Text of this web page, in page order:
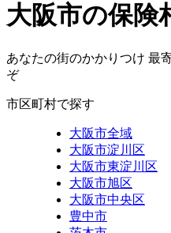
大阪市の保険
あなたの街のかかりつけ 最
ぞ
市区町村で探す
大阪市全域
大阪市淀川区
大阪市東淀川区
大阪市旭区
大阪市中央区
豊中市